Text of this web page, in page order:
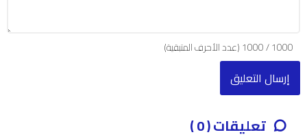
1000
/
1000(عدد الأحرف المتبقية)
تعليقات ( 0 )